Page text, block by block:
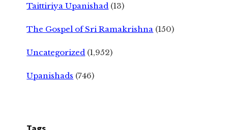
Taittiriya Upanishad (13)
The Gospel of Sri Ramakrishna (150)
Uncategorized (1,952)
Upanishads (746)